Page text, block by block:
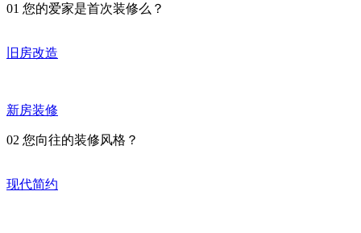
01 您的爱家是首次装修么？
旧房改造
新房装修
02 您向往的装修风格？
现代简约